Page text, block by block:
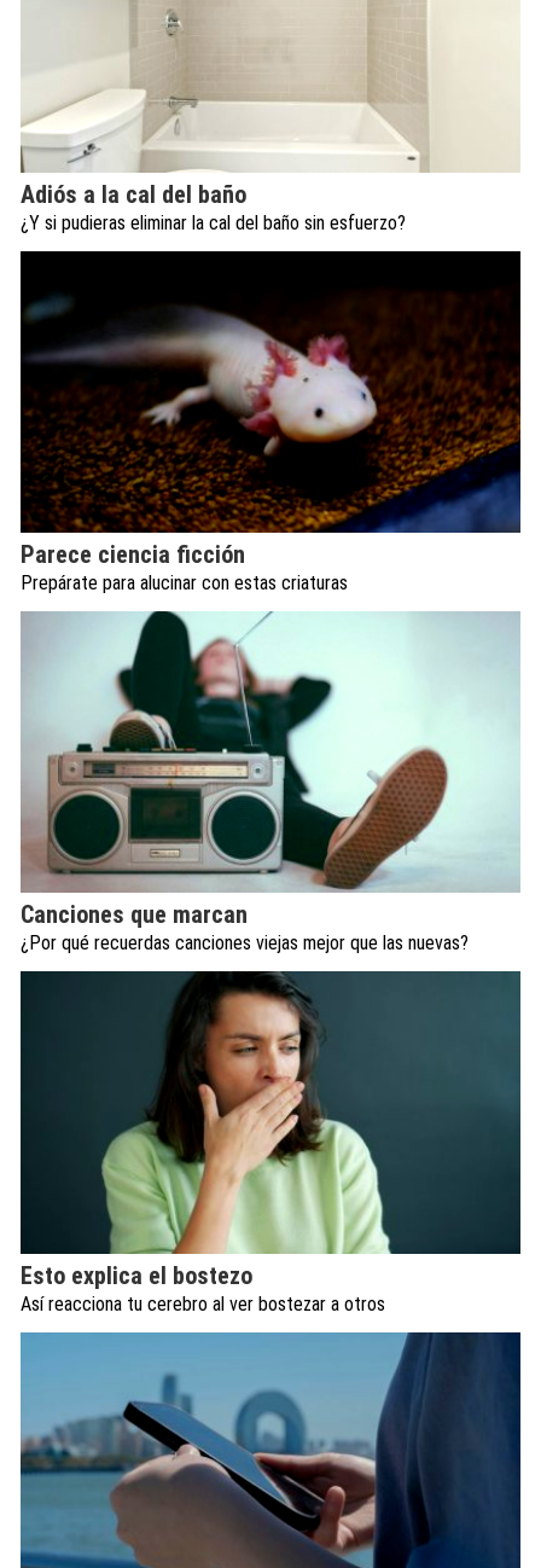
Adiós a la cal del baño
¿Y si pudieras eliminar la cal del baño sin esfuerzo?
Parece ciencia ficción
Prepárate para alucinar con estas criaturas
Canciones que marcan
¿Por qué recuerdas canciones viejas mejor que las nuevas?
Esto explica el bostezo
Así reacciona tu cerebro al ver bostezar a otros